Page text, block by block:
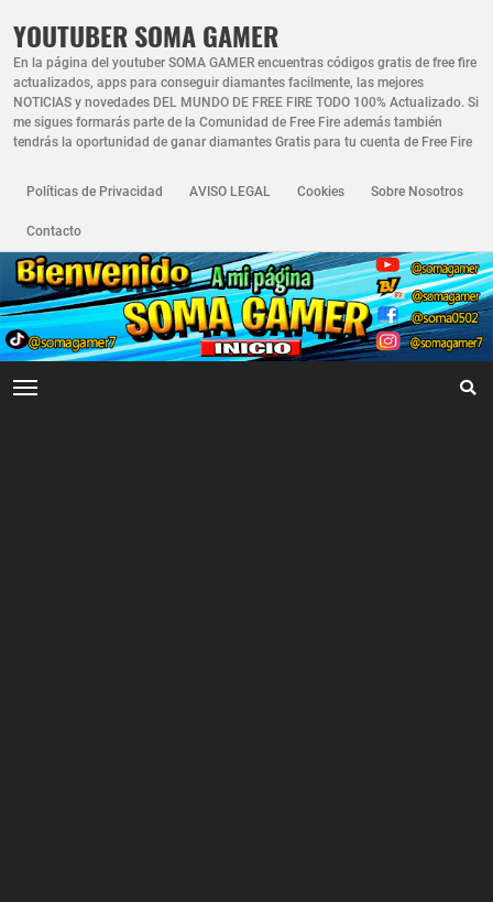
YOUTUBER SOMA GAMER
En la página del youtuber SOMA GAMER encuentras códigos gratis de free fire
actualizados, apps para conseguir diamantes facilmente, las mejores
NOTICIAS y novedades DEL MUNDO DE FREE FIRE TODO 100% Actualizado. Si
me sigues formarás parte de la Comunidad de Free Fire además también
tendrás la oportunidad de ganar diamantes Gratis para tu cuenta de Free Fire
Políticas de Privacidad AVISO LEGAL Cookies Sobre Nosotros
Contacto